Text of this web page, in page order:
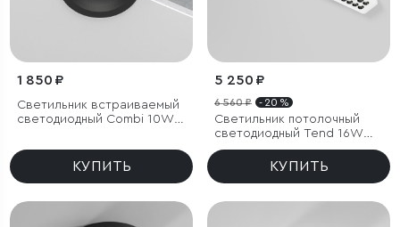
1 850 ₽
Светильник встраиваемый
светодиодный Combi 10W
КУПИТЬ
5 250 ₽
6 560 ₽ - 20 %
Светильник потолочный
светодиодный Tend 16W
4000K белый
КУПИТЬ